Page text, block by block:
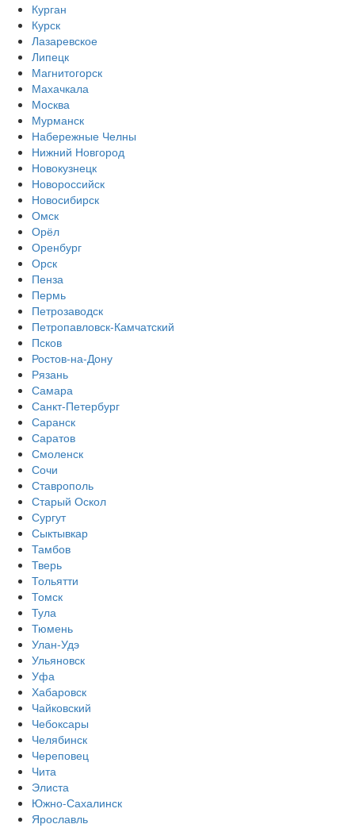
Курган
Курск
Лазаревское
Липецк
Магнитогорск
Махачкала
Москва
Мурманск
Набережные Челны
Нижний Новгород
Новокузнецк
Новороссийск
Новосибирск
Омск
Орёл
Оренбург
Орск
Пенза
Пермь
Петрозаводск
Петропавловск-Камчатский
Псков
Ростов-на-Дону
Рязань
Самара
Санкт-Петербург
Саранск
Саратов
Смоленск
Сочи
Ставрополь
Старый Оскол
Сургут
Сыктывкар
Тамбов
Тверь
Тольятти
Томск
Тула
Тюмень
Улан-Удэ
Ульяновск
Уфа
Хабаровск
Чайковский
Чебоксары
Челябинск
Череповец
Чита
Элиста
Южно-Сахалинск
Ярославль